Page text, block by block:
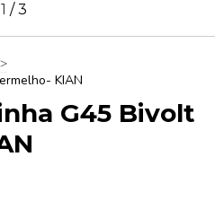
1 /3
>
KIAN
G45 Bivolt